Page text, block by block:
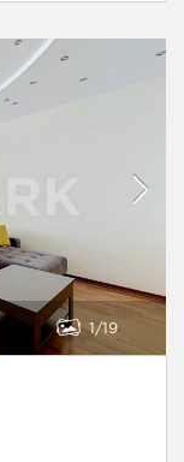
1 19